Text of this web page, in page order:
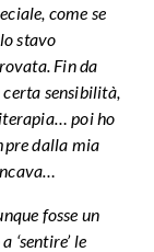
come se
stavo
Fin da
sensibilità,
poi ho
dalla mia
fosse un
‘sentire’ le